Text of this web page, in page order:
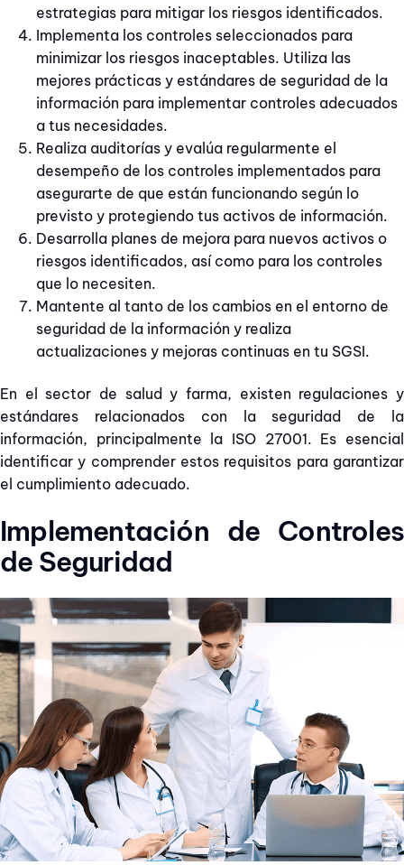
estrategias para mitigar los riesgos identificados.
Implementa los controles seleccionados para
minimizar los riesgos inaceptables. Utiliza las
mejores prácticas y estándares de seguridad de la
información para implementar controles adecuados
a tus necesidades.
Realiza auditorías y evalúa regularmente el
desempeño de los controles implementados para
asegurarte de que están funcionando según lo
previsto y protegiendo tus activos de información.
Desarrolla planes de mejora para nuevos activos o
riesgos identificados, así como para los controles
que lo necesiten.
Mantente al tanto de los cambios en el entorno de
seguridad de la información y realiza
actualizaciones y mejoras continuas en tu SGSI.
En el sector de salud y farma, existen regulaciones y
estándares relacionados con la seguridad de la
información, principalmente la ISO 27001. Es esencial
identificar y comprender estos requisitos para garantizar
el cumplimiento adecuado.
Implementación de Controles
de Seguridad